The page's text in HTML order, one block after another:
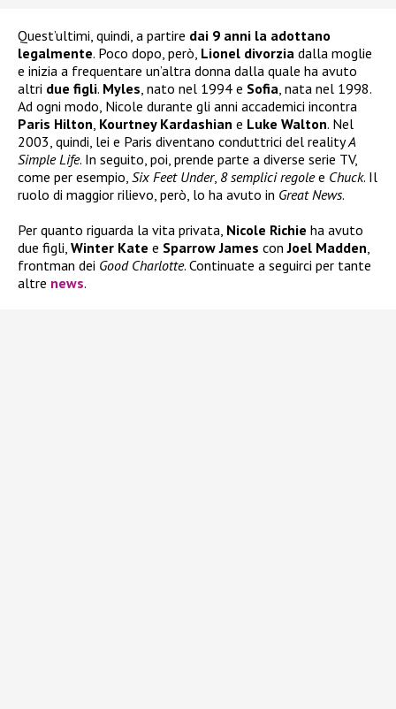
Quest’ultimi, quindi, a partire dai 9 anni la adottano
legalmente. Poco dopo, però, Lionel divorzia dalla moglie
e inizia a frequentare un’altra donna dalla quale ha avuto
altri due figli. Myles, nato nel 1994 e Sofia, nata nel 1998.
Ad ogni modo, Nicole durante gli anni accademici incontra
Paris Hilton, Kourtney Kardashian e Luke Walton. Nel
2003, quindi, lei e Paris diventano conduttrici del realityA
Simple Life. In seguito, poi, prende parte a diverse serie TV,
come per esempio, Six Feet Under, 8 semplici regolee Chuck. Il
ruolo di maggior rilievo, però, lo ha avuto in Great News.
Per quanto riguarda la vita privata, Nicole Richie ha avuto
due figli, Winter Kate e Sparrow James conJoel Madden,
frontman dei Good Charlotte. Continuate a seguirci per tante
altre news.